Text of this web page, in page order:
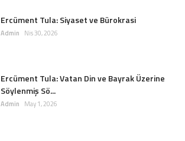
Ercüment Tula: Siyaset ve Bürokrasi
Admin Nis 30, 2026
Ercüment Tula: Vatan Din ve Bayrak Üzerine
Söylenmiş Sö...
Admin May 1, 2026